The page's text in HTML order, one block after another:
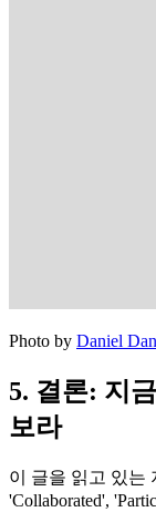
Photo by Daniel Dan
5. 결론: 지
보라
이 글을 읽고 있는
'Collaborated',